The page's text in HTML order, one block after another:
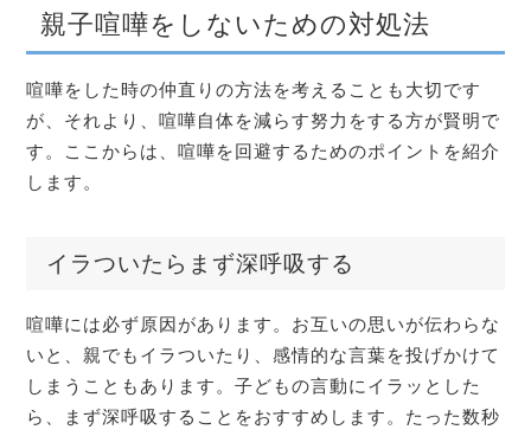
親子喧嘩をしないための対処法
喧嘩をした時の仲直りの方法を考えることも大切です
が、それより、喧嘩自体を減らす努力をする方が賢明で
す。ここからは、喧嘩を回避するためのポイントを紹介
します。
イラついたらまず深呼吸する
喧嘩には必ず原因があります。お互いの思いが伝わらな
いと、親でもイラついたり、感情的な言葉を投げかけて
しまうこともあります。子どもの言動にイラッとした
ら、まず深呼吸することをおすすめします。たった数秒